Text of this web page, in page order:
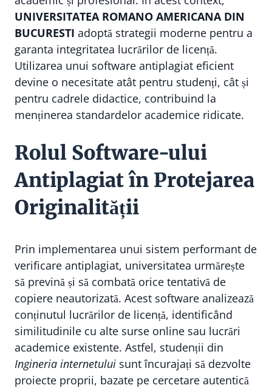
UNIVERSITATEA ROMANO AMERICANA DIN
BUCURESTI adoptă strategii moderne pentru a
garanta integritatea lucrărilor de licență.
Utilizarea unui software antiplagiat eficient
devine o necesitate atât pentru studenți, cât și
pentru cadrele didactice, contribuind la
menținerea standardelor academice ridicate.
Rolul Software-ului
Antiplagiat în Protejarea
Originalității
Prin implementarea unui sistem performant de
verificare antiplagiat, universitatea urmărește
să prevină și să combată orice tentativă de
copiere neautorizată. Acest software analizează
conținutul lucrărilor de licență, identificând
similitudinile cu alte surse online sau lucrări
academice existente. Astfel, studenții din
Ingineria internetului sunt încurajați să dezvolte
proiecte proprii, bazate pe cercetare autentică